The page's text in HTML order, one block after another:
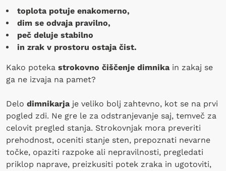
toplota potuje enakomerno,
dim se odvaja pravilno,
peč deluje stabilno
in zrak v prostoru ostaja čist.
Kako poteka strokovno čiščenje dimnika in zakaj se
ga ne izvaja na pamet?
Delo dimnikarja je veliko bolj zahtevno, kot se na prvi
pogled zdi. Ne gre le za odstranjevanje saj, temveč za
celovit pregled stanja. Strokovnjak mora preveriti
prehodnost, oceniti stanje sten, prepoznati nevarne
točke, opaziti razpoke ali nepravilnosti, pregledati
priklop naprave, preizkusiti potek zraka in ugotoviti,